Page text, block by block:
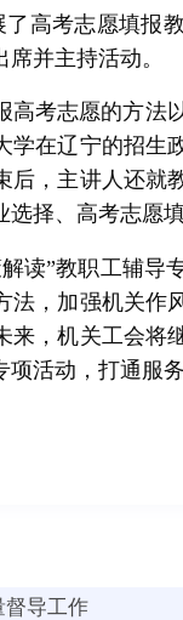
高考志愿填报
并主持活动。
考志愿的方法
在辽宁的招生
，主讲人还就
择、高考志愿填
读”教职工辅导
，加强机关作
，机关工会将
活动，打通服务
督导工作
辽宁省卓越工程师培养联合体在东